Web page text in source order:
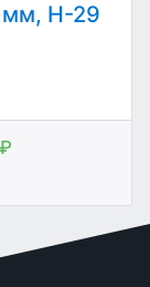
мм, H-29
₽